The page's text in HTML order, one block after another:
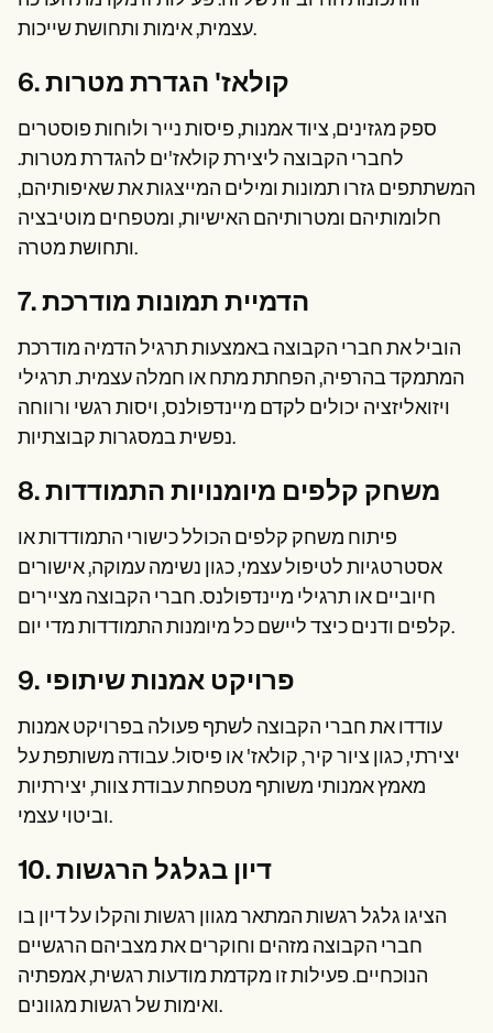
עצמית, אימות ותחושת שייכות.
6. קולאז' הגדרת מטרות
ספק מגזינים, ציוד אמנות, פיסות נייר ולוחות פוסטרים
לחברי הקבוצה ליצירת קולאז'ים להגדרת מטרות.
המשתתפים גזרו תמונות ומילים המייצגות את שאיפותיהם,
חלומותיהם ומטרותיהם האישיות, ומטפחים מוטיבציה
ותחושת מטרה.
7. הדמיית תמונות מודרכת
הוביל את חברי הקבוצה באמצעות תרגיל הדמיה מודרכת
המתמקד בהרפיה, הפחתת מתח או חמלה עצמית. תרגילי
ויזואליזציה יכולים לקדם מיינדפולנס, ויסות רגשי ורווחה
נפשית במסגרות קבוצתיות.
8. משחק קלפים מיומנויות התמודדות
פיתוח משחק קלפים הכולל כישורי התמודדות או
אסטרטגיות לטיפול עצמי, כגון נשימה עמוקה, אישורים
חיוביים או תרגילי מיינדפולנס. חברי הקבוצה מציירים
קלפים ודנים כיצד ליישם כל מיומנות התמודדות מדי יום.
9. פרויקט אמנות שיתופי
עודדו את חברי הקבוצה לשתף פעולה בפרויקט אמנות
יצירתי, כגון ציור קיר, קולאז' או פיסול. עבודה משותפת על
מאמץ אמנותי משותף מטפחת עבודת צוות, יצירתיות
וביטוי עצמי.
10. דיון בגלגל הרגשות
הציגו גלגל רגשות המתאר מגוון רגשות והקלו על דיון בו
חברי הקבוצה מזהים וחוקרים את מצביהם הרגשיים
הנוכחיים. פעילות זו מקדמת מודעות רגשית, אמפתיה
ואימות של רגשות מגוונים.